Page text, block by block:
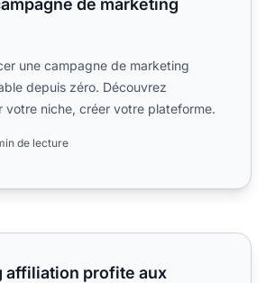
de marketing
une campagne de marketing
depuis zéro. Découvrez
votre niche, créer votre plateforme.
de lecture
profite aux créateurs de contenu &
affiliation profite aux